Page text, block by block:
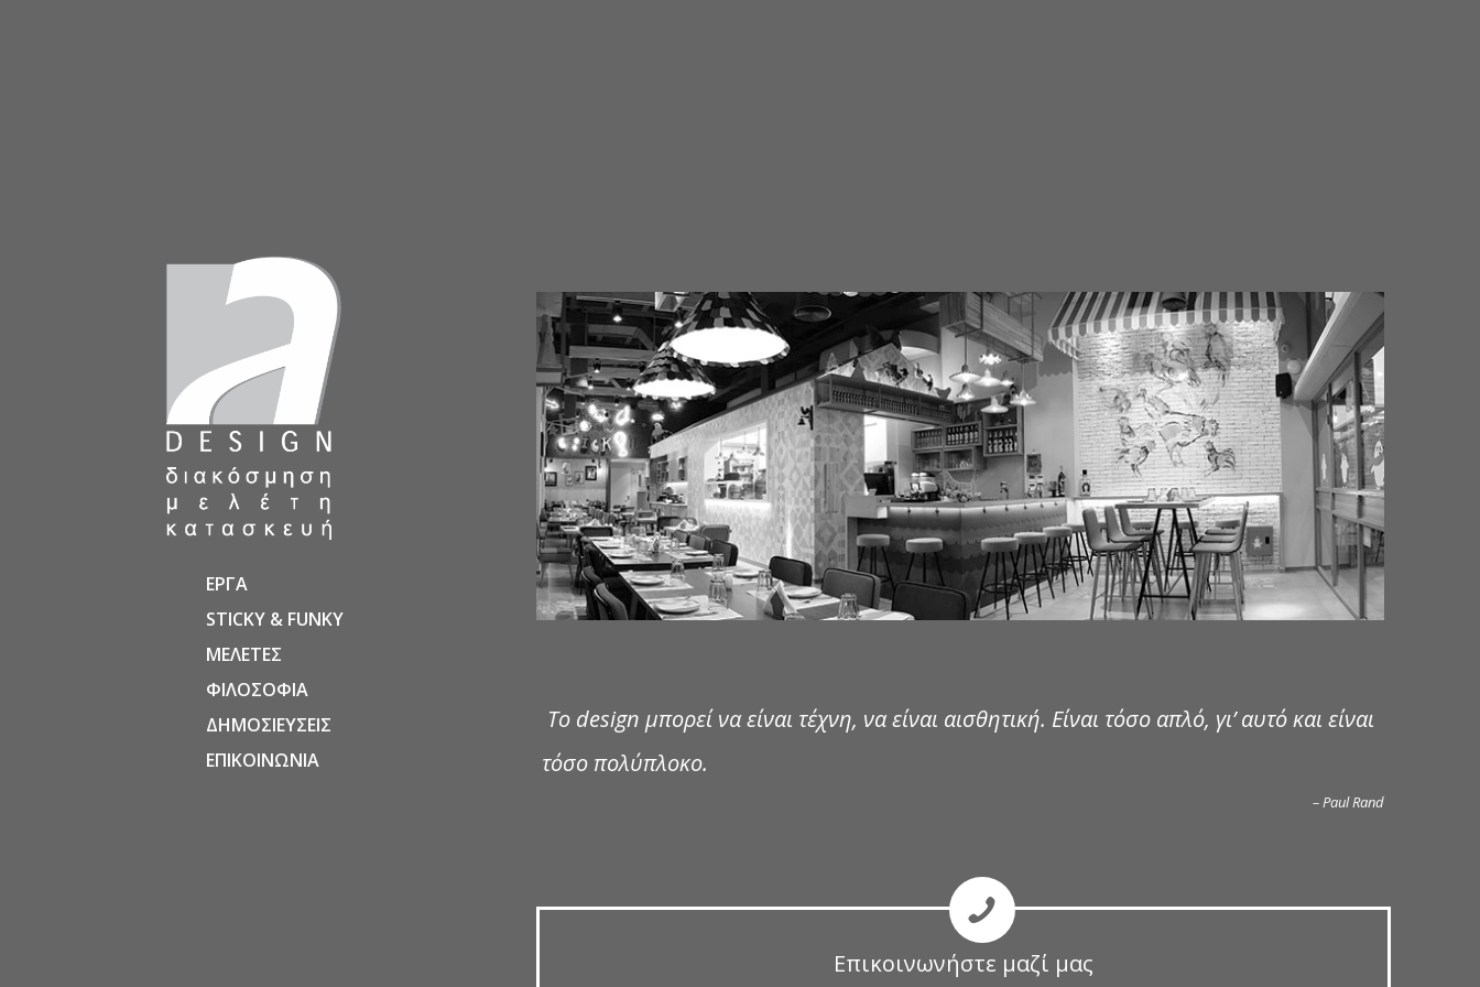
ΕΡΓΑ
STICKY & FUNKY
ΜΕΛΕΤΕΣ
ΦΙΛΟΣΟΦΙΑ
ΔΗΜΟΣΙΕΥΣΕΙΣ
ΕΠΙΚΟΙΝΩΝΙΑ
Το design μπορεί να είναι τέχνη, να είναι αισθητική. Είναι τόσο απλό, γι’ αυτό και είναι
τόσο πολύπλοκο.
– Paul Rand
Επικοινωνήστε μαζί μας